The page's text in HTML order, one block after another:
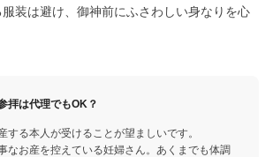
装は避け、御神前にふさわしい身なりを心
拝は代理でもOK？
する本人が受けることが望ましいです。
なお産を控えている妊婦さん。あくまでも体調